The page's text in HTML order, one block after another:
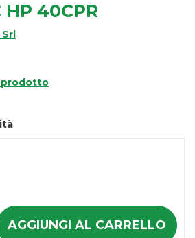
HP 40CPR
Srl
prodotto
AGGIUNGI AL CARRELLO